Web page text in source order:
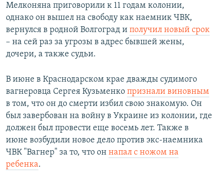
Мелконяна приговорили к 11 годам колонии,
однако он вышел на свободу как наемник ЧВК,
вернулся в родной Волгоград и получил новый срок
– на сей раз за угрозы в адрес бывшей жены,
дочери, а также судьи.
В июне в Краснодарском крае дважды судимого
вагнеровца Сергея Кузьменко признали виновным
в том, что он до смерти избил свою знакомую. Он
был завербован на войну в Украине из колонии, где
должен был провести еще восемь лет. Также в
июне возбудили новое дело против экс-наемника
ЧВК "Вагнер" за то, что он напал с ножом на
ребенка.